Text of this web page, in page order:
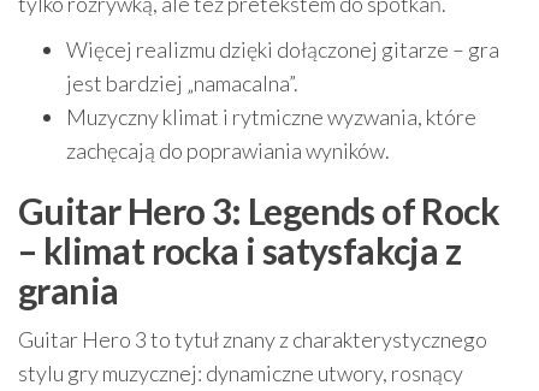
Więcej realizmu dzięki dołączonej gitarze – gra
jest bardziej „namacalna”.
Muzyczny klimat i rytmiczne wyzwania, które
zachęcają do poprawiania wyników.
Guitar Hero 3: Legends of Rock
– klimat rocka i satysfakcja z
grania
Guitar Hero 3 to tytuł znany z charakterystycznego
stylu gry muzycznej: dynamiczne utwory, rosnący